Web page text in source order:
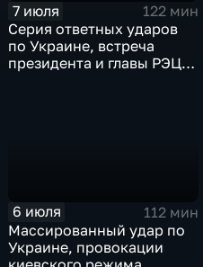
7 июля
122 мин
Серия ответных ударов
по Украине, встреча
президента и главы РЭЦ,
6 июля
112 мин
Массированный удар по
Украине, провокации